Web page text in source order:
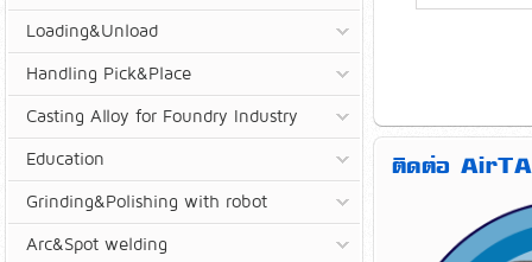
ติดต่อ
Loading&Unload
Handling Pick&Place
Casting Alloy for Foundry Industry
Education
Grinding&Polishing with robot
Arc&Spot welding